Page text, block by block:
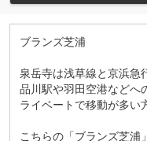
ブランズ芝浦
泉岳寺は浅草線と京浜急
品川駅や羽田空港などへ
ライベートで移動が多い
こちらの「ブランズ芝浦